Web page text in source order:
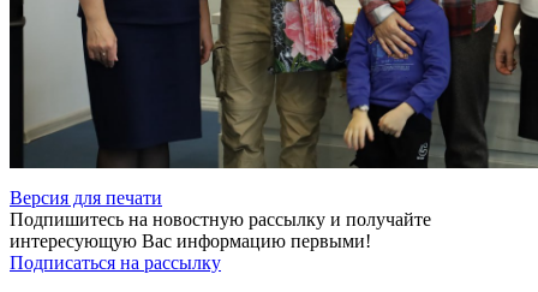
Версия для печати
Подпишитесь на новостную рассылку и получайте
интересующую Вас информацию первыми!
Подписаться на рассылку